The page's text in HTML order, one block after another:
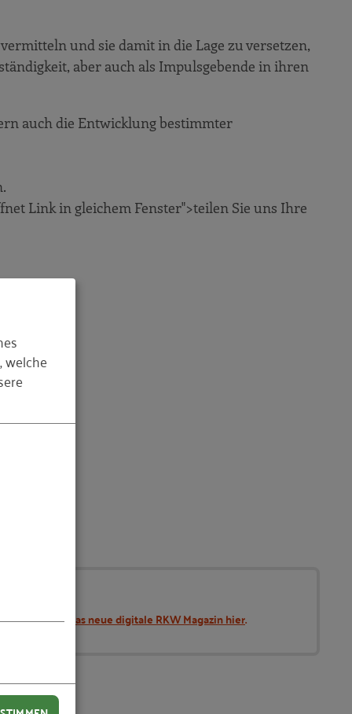
und sie damit in die Lage zu versetzen,
aber auch als Impulsgebende in ihren
auch die Entwicklung bestimmter
Link in gleichem Fenster">teilen Sie uns Ihre
Sie das neue digitale RKW Magazin hier.
welche